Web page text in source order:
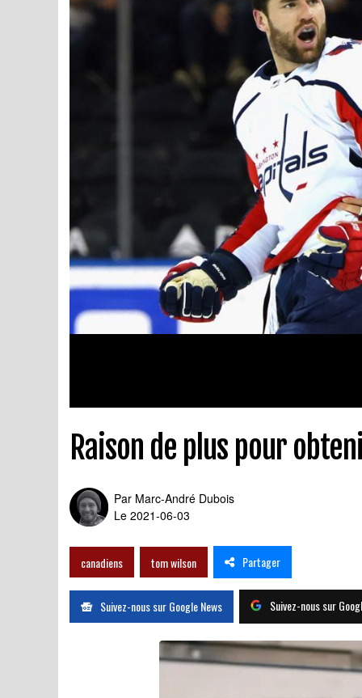
Raison de plus pour
Par Marc-André Dubois
Le 2021-06-03
canadiens tom wilson Partager
Suivez-nous sur Google News Suivez-nous sur